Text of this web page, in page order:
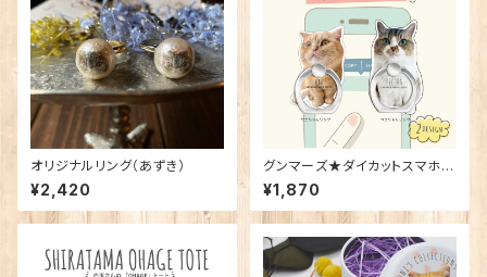
オリジナルリング（あずき）
¥2,420
グンマーズ★ダイカットスマホリ
ング（2種）
¥1,870